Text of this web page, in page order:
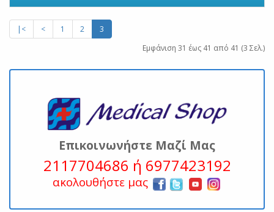
|< < 1 2
3
Εμφάνιση 31 έως 41 από 41 (3 Σελ.)
Επικοινωνήστε Μαζί Μας
2117704686 ή 6977423192
ακολουθήστε μας